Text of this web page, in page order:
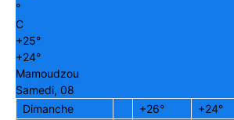
°
C
+25°
+24°
Mamoudzou
Samedi, 08
Dimanche
+26° +24°